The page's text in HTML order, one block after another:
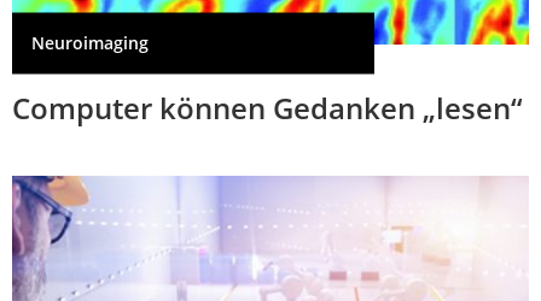
Neuroimaging
Computer können Gedanken „lesen“